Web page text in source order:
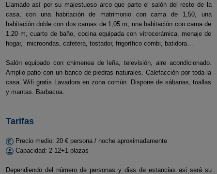
Llamado así por su majestuoso arco que parte el salón del resto de la
casa, con una habitación de matrimonio con cama de 1,50, una
habitación doble con dos camas de 1,05 m, una habitación con cama de
1,20 m, cuarto de baño, cocina equipada con vitrocerámica, menaje de
hogar, microondas, cafetera, tostador, frigorífico combi, batidora…
Salón equipado con chimenea de leña, televisión, aire acondicionado.
Amplio patio con un banco de piedras naturales. Calefacción por toda la
casa. Wifi gratis Lavadora en zona común. Dispone de sábanas, toallas
y mantas. Barbacoa.
Tarifas
Precio medio: 20 € persona / noche aproximadamente
Capacidad: 2-12+1 plazas
Dependiendo del número de personas y dias de estancias asi será su